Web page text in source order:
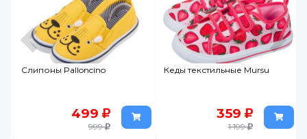
Слипоны Palloncino
499
999
Кеды текстильные Mursu
359
1 199